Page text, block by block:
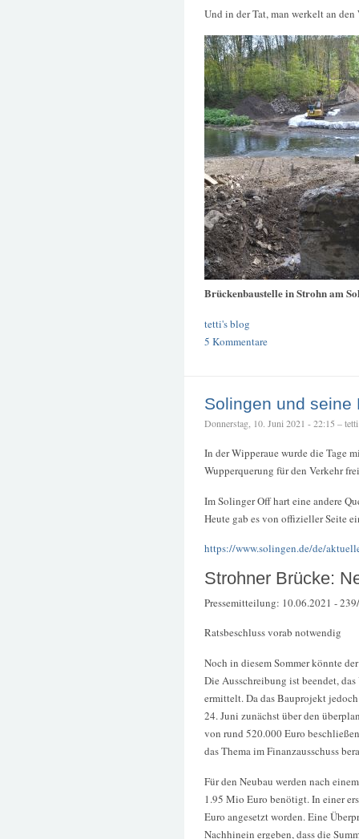
Und in der Tat, man werkelt an
Brückenbaustelle in Strohn am
tetti's blog
5 Kommentare
Solingen und seine
Donnerstag, 10. Juni 2021 - 22:15 – tetti
In der Wipperaue wurde die Tage
Wupperquerung für den Verkehr
Im Solinger Off hart eine andere
Heute gab es von offizieller Seite
https://www.solingen.de/de/
Strohner Brücke:
Pressemitteilung: 10.06.2021 -
Ratsbeschluss vorab notwendig
Noch in diesem Sommer könnte
Die Ausschreibung ist beendet,
ermittelt. Da das Bauprojekt
24. Juni zunächst über den
von rund 520.000 Euro
das Thema im Finanzausschuss
Für den Neubau werden nach
1.95 Mio Euro benötigt. In einer
Euro angesetzt worden. Eine
Nachhinein ergeben, dass die